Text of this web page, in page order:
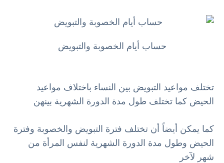
حساب أيام الخصوبة والتبويض
تختلف مواعيد التبويض بين النساء باختلاف مواعيد
الحيض كما تختلف طول مدة الدورة الشهرية بينهن
كما يمكن أيضاً أن تختلف فترة التبويض والخصوبة وفترة
الحيض وطول مدة الدورة الشهرية لنفس المرأة من
شهر لآخر